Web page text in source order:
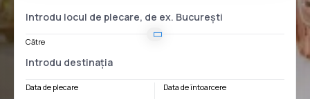
Către
Data de plecare Data de întoarcere